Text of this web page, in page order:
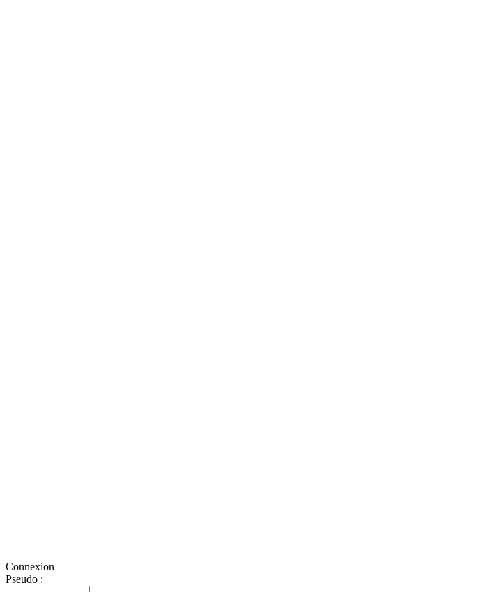
Connexion
Pseudo :